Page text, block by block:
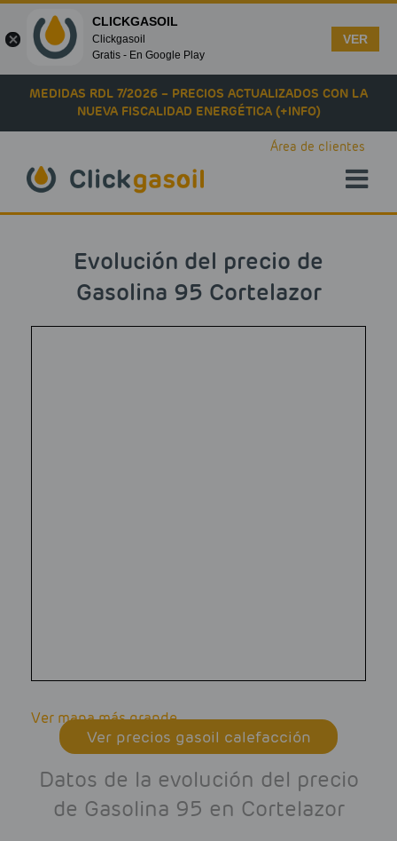
Skip to main content
MEDIDAS RDL 7/2026 – PRECIOS ACTUALIZADOS CON LA
NUEVA FISCALIDAD ENERGÉTICA (+INFO)
Área de clientes
Evolución del precio de
Gasolina 95 Cortelazor
Ver mapa más grande
Ver precios gasoil calefacción
Datos de la evolución del precio
de Gasolina 95 en Cortelazor
CLICKGASOIL
Clickgasoil
Gratis - En Google Play
VER